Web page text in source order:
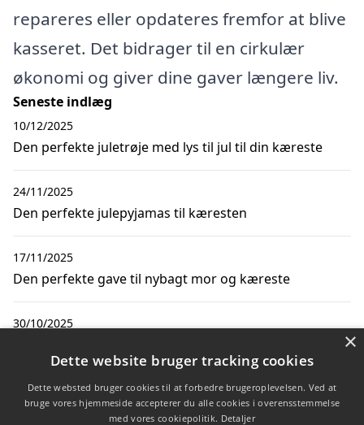
repareres eller opdateres fremfor at blive
kasseret. Det bidrager til en cirkulær
økonomi og giver dine gaver længere liv.
Seneste indlæg
Den perfekte juletrøje med lys til jul til din kæreste
10/12/2025
Den perfekte julepyjamas til kæresten
24/11/2025
Den perfekte gave til nybagt mor og kæreste
17/11/2025
30/10/2025
Overrask kæresten i julen med en smuk
24/06/2025
×
Dette website bruger tracking cookies
Dette websted bruger cookies til at forbedre brugeroplevelsen. Ved at
bruge vores hjemmeside accepterer du alle cookies i overensstemmelse
med vores cookiepolitik. Detaljer